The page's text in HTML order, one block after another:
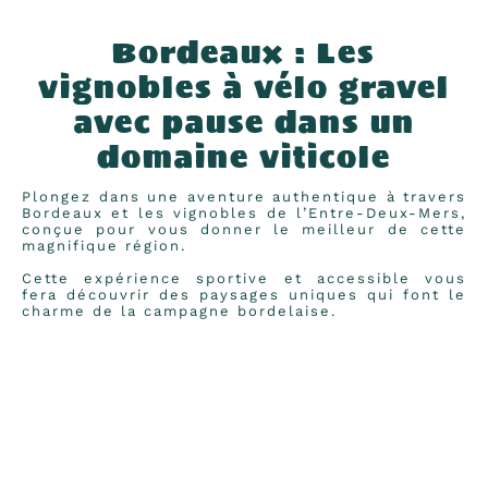
Bordeaux : Les
vignobles à vélo gravel
avec pause dans un
domaine viticole
Plongez dans une aventure authentique à travers
Bordeaux et les vignobles de l’Entre-Deux-Mers,
conçue pour vous donner le meilleur de cette
magnifique région.
Cette expérience sportive et accessible vous
fera découvrir des paysages uniques qui font le
charme de la campagne bordelaise.